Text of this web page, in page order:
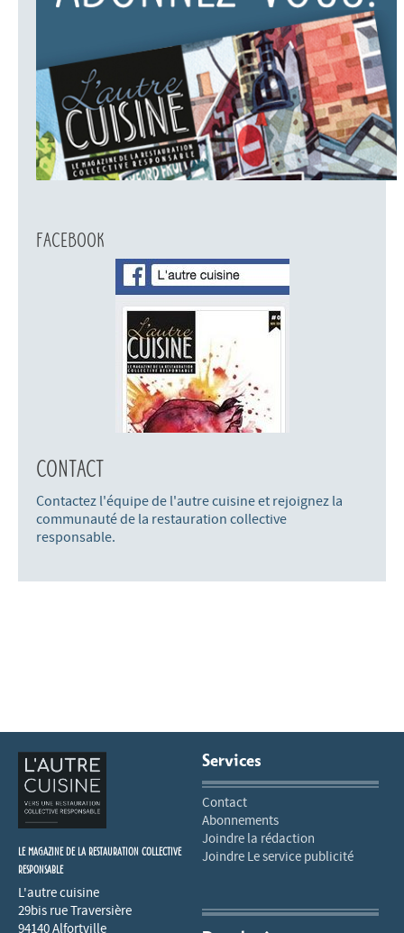
Facebook
Contact
Contactez l'équipe de l'autre cuisine et rejoignez la
communauté de la restauration collective
responsable.
LE MAGAZINE DE LA RESTAURATION COLLECTIVE
RESPONSABLE
L'autre cuisine
29bis rue Traversière
94140 Alfortville
Services
Contact
Abonnements
Joindre la rédaction
Joindre Le service publicité